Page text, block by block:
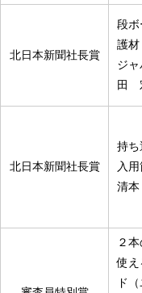
北日本新聞社長賞
段ボ
護材
ジ
田
北日本新聞社長賞
持ち
入
清
２
使え
ド